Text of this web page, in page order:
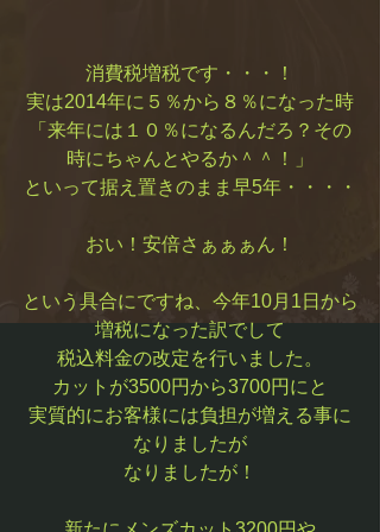
消費税増税です・・・！
実は2014年に５％から８％になった時
「来年には１０％になるんだろ？その
時にちゃんとやるか＾＾！」
といって据え置きのまま早5年・・・・
おい！安倍さぁぁぁん！
という具合にですね、今年10月1日から
増税になった訳でして
税込料金の改定を行いました。
カットが3500円から3700円にと
実質的にお客様には負担が増える事に
なりましたが
なりましたが！